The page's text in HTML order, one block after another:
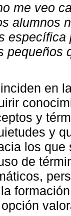
me veo
alumnos
pequeños
en
y
y
los
de